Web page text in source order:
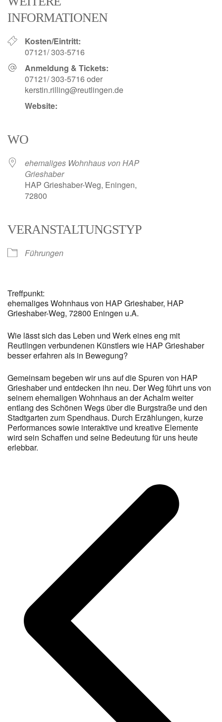
INFORMATIONEN
Kosten/Eintritt:
07121/ 303-5716
Anmeldung & Tickets:
07121/ 303-5716 oder
kerstin.rilling@reutlingen.de
Website:
WO
ehemaliges Wohnhaus von HAP
Grieshaber
HAP Grieshaber-Weg, Eningen,
72800
VERANSTALTUNGSTYP
Führungen
Treffpunkt:
ehemaliges Wohnhaus von HAP Grieshaber, HAP
Grieshaber-Weg, 72800 Eningen u.A.
Wie lässt sich das Leben und Werk eines eng mit
Reutlingen verbundenen Künstlers wie HAP Grieshaber
besser erfahren als in Bewegung?
Gemeinsam begeben wir uns auf die Spuren von HAP
Grieshaber und entdecken ihn neu. Der Weg führt uns von
seinem ehemaligen Wohnhaus an der Achalm weiter
entlang des Schönen Wegs über die Burgstraße und den
Stadtgarten zum Spendhaus. Durch Erzählungen, kurze
Performances sowie interaktive und kreative Elemente
wird sein Schaffen und seine Bedeutung für uns heute
erlebbar.